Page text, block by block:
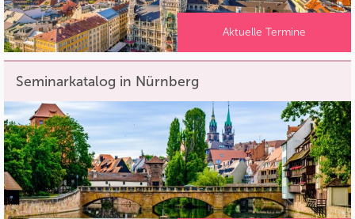
Aktuelle Termine
Seminarkatalog in Nürnberg